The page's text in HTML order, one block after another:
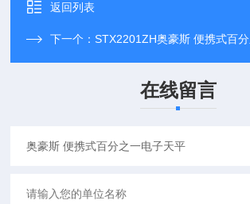
返回列表
下一个：STX2201ZH奥豪斯 便携式百
在线留言